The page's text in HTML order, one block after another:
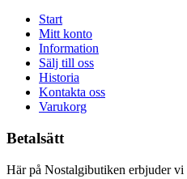
Start
Mitt konto
Information
Sälj till oss
Historia
Kontakta oss
Varukorg
Betalsätt
Här på Nostalgibutiken erbjuder vi